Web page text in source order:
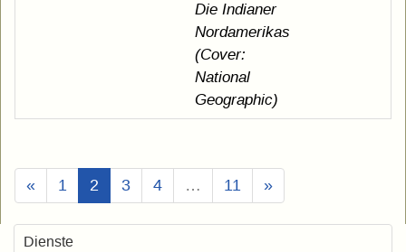
Die Indianer
Nordamerikas
(Cover:
National
Geographic)
« 1 2 (Aktuell)
3 4 … 11 »
Dienste